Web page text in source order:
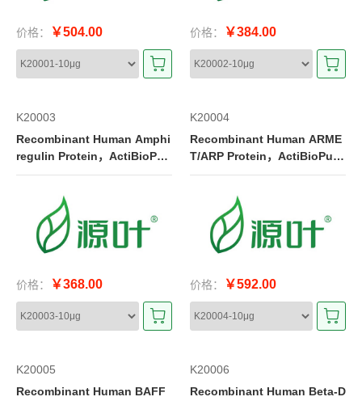
价格： ￥504.00 价格： ￥384.00
K20003
Recombinant Human Amphi
regulin Protein，ActiBioPur
e™, Bioactive, Animal Free,
h performance, ≥95%(SDS-P
AGE&HPLC)
价格： ￥368.00
K20004
Recombinant Human ARME
T/ARP Protein，ActiBioPure
™, Bioactive, Animal Free, C
performance, ≥95%(SDS-PA
GE&HPLC)
价格： ￥592.00
K20005
Recombinant Human BAFF
K20006
Recombinant Human Beta-D